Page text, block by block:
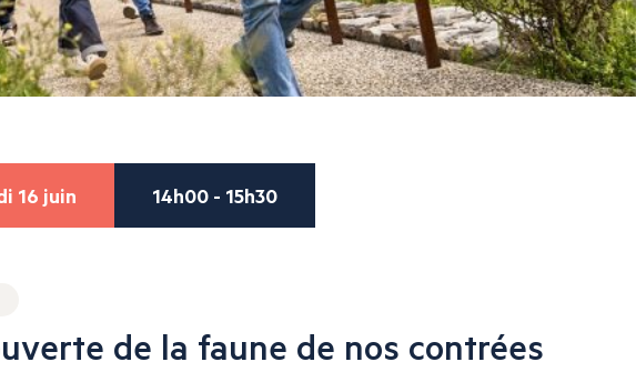
16 juin 14h00 - 15h30
de la faune de nos contrées